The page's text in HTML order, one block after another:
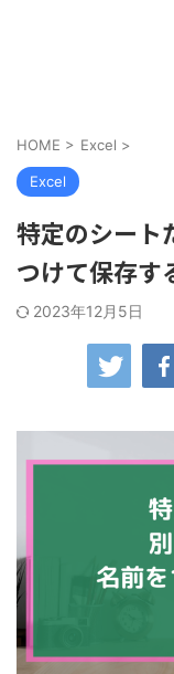
HOME > Excel >
Excel
特定のシート
つけて保存す
2023年12月5日